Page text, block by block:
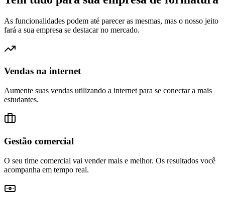
As funcionalidades podem até parecer as mesmas, mas o nosso jeito
fará a sua empresa se destacar no mercado.
Vendas na internet
Aumente suas vendas utilizando a internet para se conectar a mais
estudantes.
Gestão comercial
O seu time comercial vai vender mais e melhor. Os resultados você
acompanha em tempo real.